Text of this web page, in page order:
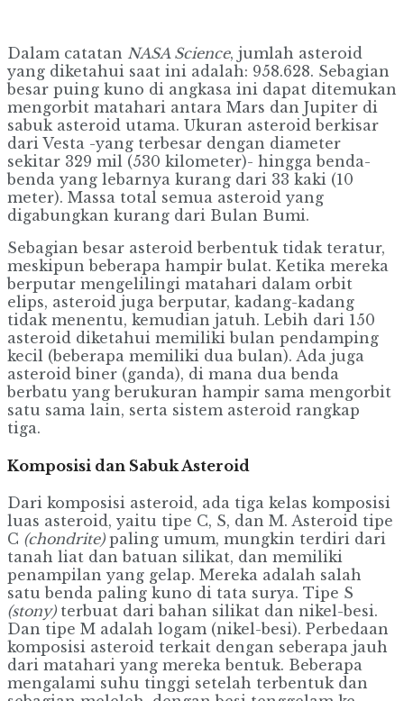
Dalam catatan NASA Science, jumlah asteroid
yang diketahui saat ini adalah: 958.628. Sebagian
besar puing kuno di angkasa ini dapat ditemukan
mengorbit matahari antara Mars dan Jupiter di
sabuk asteroid utama. Ukuran asteroid berkisar
dari Vesta -yang terbesar dengan diameter
sekitar 329 mil (530 kilometer)- hingga benda-
benda yang lebarnya kurang dari 33 kaki (10
meter). Massa total semua asteroid yang
digabungkan kurang dari Bulan Bumi.
Sebagian besar asteroid berbentuk tidak teratur,
meskipun beberapa hampir bulat. Ketika mereka
berputar mengelilingi matahari dalam orbit
elips, asteroid juga berputar, kadang-kadang
tidak menentu, kemudian jatuh. Lebih dari 150
asteroid diketahui memiliki bulan pendamping
kecil (beberapa memiliki dua bulan). Ada juga
asteroid biner (ganda), di mana dua benda
berbatu yang berukuran hampir sama mengorbit
satu sama lain, serta sistem asteroid rangkap
tiga.
Komposisi dan Sabuk Asteroid
Dari komposisi asteroid, ada tiga kelas komposisi
luas asteroid, yaitu tipe C, S, dan M. Asteroid tipe
C (chondrite)paling umum, mungkin terdiri dari
tanah liat dan batuan silikat, dan memiliki
penampilan yang gelap. Mereka adalah salah
satu benda paling kuno di tata surya. Tipe S
(stony)terbuat dari bahan silikat dan nikel-besi.
Dan tipe M adalah logam (nikel-besi). Perbedaan
komposisi asteroid terkait dengan seberapa jauh
dari matahari yang mereka bentuk. Beberapa
mengalami suhu tinggi setelah terbentuk dan